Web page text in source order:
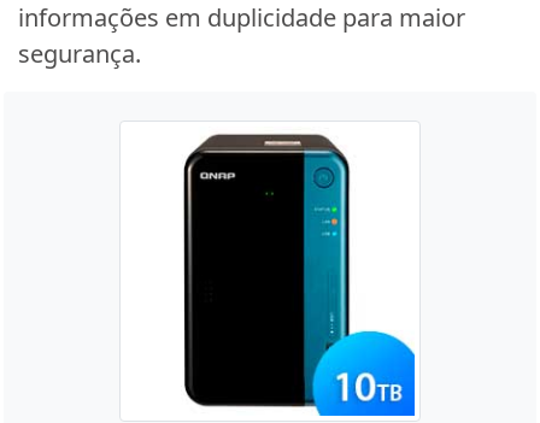
informações em duplicidade para maior
segurança.